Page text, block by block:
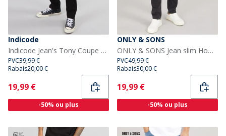
Indicode
Indicode Jean's Tony Coupe Regular Ultra Noir Homme
PVC39,99 €
Rabais20,00 €
Current
19,99 €
-50% ou plus
ONLY & SONS
ONLY & SONS Jean slim Homme Washed Black
PVC49,99 €
Rabais30,00 €
Current
19,99 €
-50% ou plus